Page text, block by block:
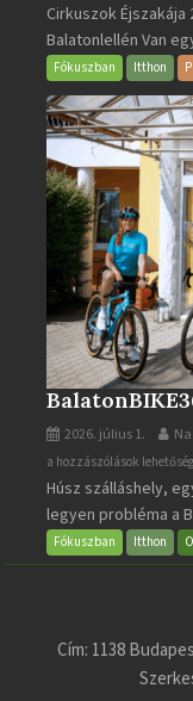
Éjszakája
2026
bejegyzéshez
Cirkuszok
Balatonlellén Van
Fókuszban Itthon
2026. július 1.
BalatonBIKE365
bejegyzéshez
a hozzászólások
Húsz szálláshely,
legyen probléma a
Fókuszban Itthon
Cím: 1138